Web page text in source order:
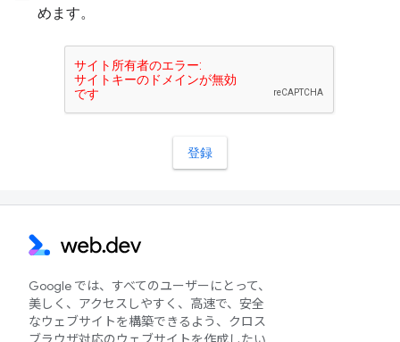
Google では、すべてのユーザーにとって、
美しく、アクセスしやすく、高速で、安全
なウェブサイトを構築できるよう、クロス